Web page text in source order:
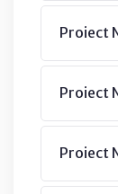
Proiect
Proiect
Proiect